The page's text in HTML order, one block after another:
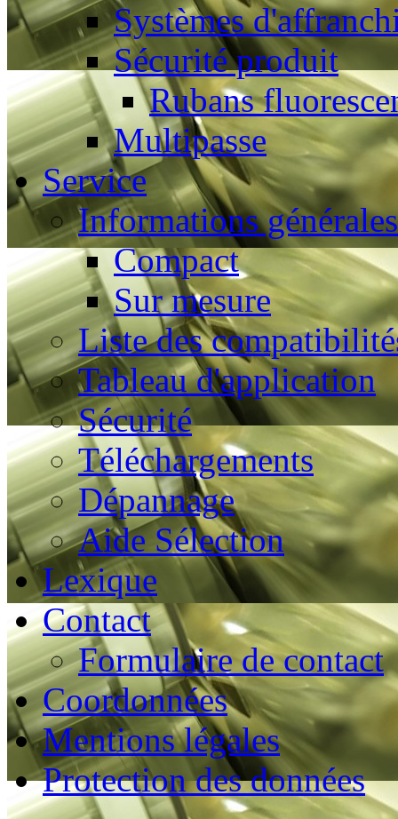
Systèmes
Sécurité produit
Rubans
Multipasse
Service
Informations
Compact
Sur mesure
Liste des
Tableau d'application
Sécurité
Téléchargements
Dépannage
Aide Sélection
Lexique
Contact
Formulaire de contact
Coordonnées
Mentions légales
Protection des données